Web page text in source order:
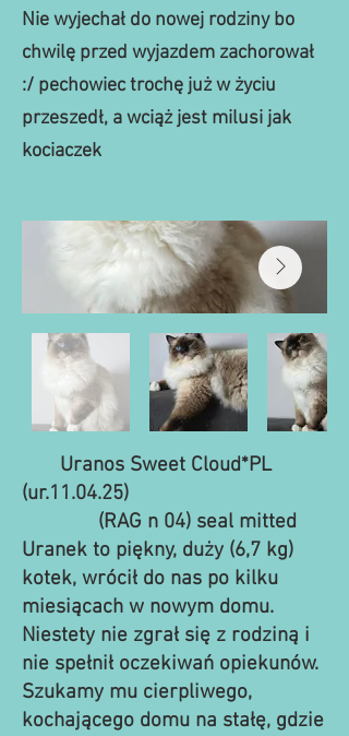
Nie wyjechał do nowej rodziny bo
chwilę przed wyjazdem zachorował
:/ pechowiec trochę już w życiu
przeszedł, a wciąż jest milusi jak
kociaczek
Uranos Sweet Cloud*PL
(ur.11.04.25)
(RAG n 04) seal mitted
Uranek to piękny, duży (6,7 kg)
kotek, wrócił do nas po kilku
miesiącach w nowym domu.
Niestety nie zgrał się z rodziną i
nie spełnił oczekiwań opiekunów.
Szukamy mu cierpliwego,
kochającego domu na stałę, gdzie